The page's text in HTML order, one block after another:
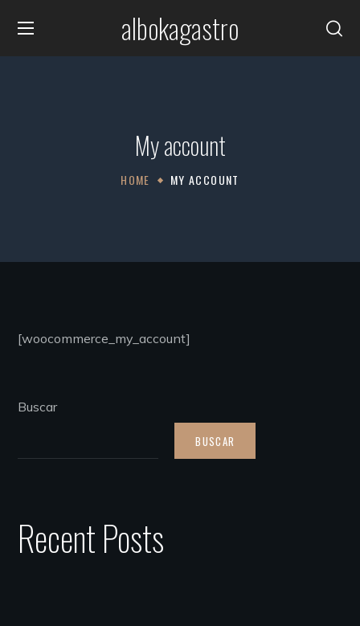
albokagastro
My account
HOME MY ACCOUNT
[woocommerce_my_account]
Buscar
BUSCAR
Recent Posts